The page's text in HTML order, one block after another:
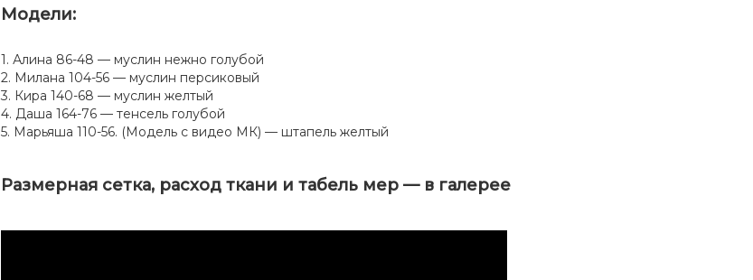
Модели:
1. Алина 86-48 — муслин нежно голубой
2. Милана 104-56 — муслин персиковый
3. Кира 140-68 — муслин желтый
4. Даша 164-76 — тенсель голубой
5. Марьяша 110-56. (Модель с видео МК) — штапель желтый
Размерная сетка, расход ткани и табель мер — в галерее